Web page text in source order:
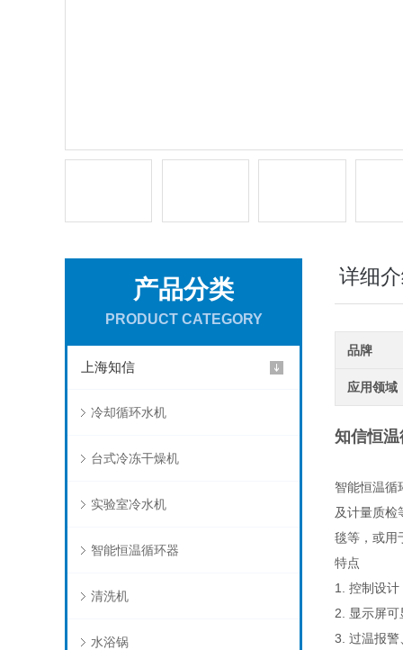
产品分类
PRODUCT CATEGORY
上海知信
冷却循环水机
台式冷冻干燥机
实验室冷水机
智能恒温循环器
清洗机
水浴锅
详细
品牌
应用领域
知信恒
智能恒温循
及计量质检
毯等，或用
特点
1. 控制设
2. 显示屏可
3. 过温报警